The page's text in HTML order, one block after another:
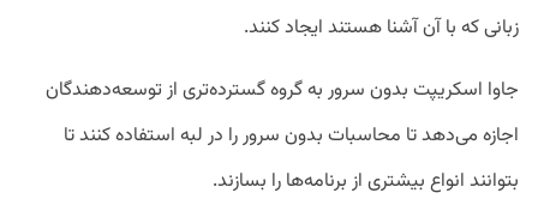
زبانی که با آن آشنا هستند ایجاد کنند.
جاوا اسکریپت بدون سرور به گروه گسترده‌تری از توسعه‌دهندگان
اجازه می‌دهد تا محاسبات بدون سرور را در لبه استفاده کنند تا
بتوانند انواع بیشتری از برنامه‌ها را بسازند.